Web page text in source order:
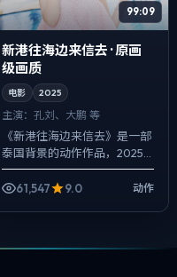
99:09
新港往海边来信去 · 原画
级画质
电影 2025
主演： 孔刘、大鹏 等
《新港往海边来信去》是一部
泰国背景的动作作品，2025
年公映，由王家卫执导，孔
刘、大鹏、秦昊等主演。以冷
61,547 9.0 动作